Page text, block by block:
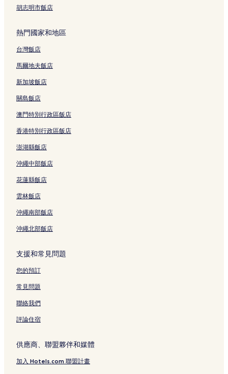
嘉義縣的提供無線上網的飯店
嘉義縣的設有停車場的飯店
竹崎的設有停車場的飯店
竹崎的提供免費早餐的飯店
阿里山的設有停車場的飯店
民雄的設有停車場的飯店
中埔的設有停車場的飯店
梅山的提供免費早餐的飯店
梅山的設有停車場的飯店
布袋 3 星級飯店
竹崎 3 星級飯店
胡志明市飯店
熱門國家和地區
台灣飯店
馬爾地夫飯店
新加坡飯店
關島飯店
澳門特別行政區飯店
香港特別行政區飯店
澎湖縣飯店
沖繩中部飯店
花蓮縣飯店
雲林飯店
沖繩南部飯店
沖繩北部飯店
支援和常見問題
您的預訂
常見問題
聯絡我們
評論住宿
供應商、聯盟夥伴和媒體
加入 Hotels.com 聯盟計畫